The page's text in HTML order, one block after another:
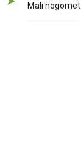
Mali nogomet